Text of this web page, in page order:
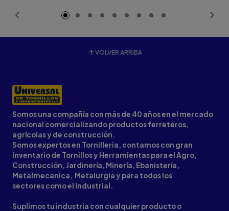
VOLVER ARRIBA
Somos una compañía con más de 40 años en el mercado
nacional comercializando productos ferreteros,
agrícolas y de construcción.
Somos expertos en Tornilleria, contamos con gran
inventario de Tornillos y Herramientas para el Agro,
Construcción, Jardinería, Minería, Ebanistería,
Metalmecanica, Metalurgia y para todos los
sectores como el Industrial.
Suplimos tu industria con cualquier producto o